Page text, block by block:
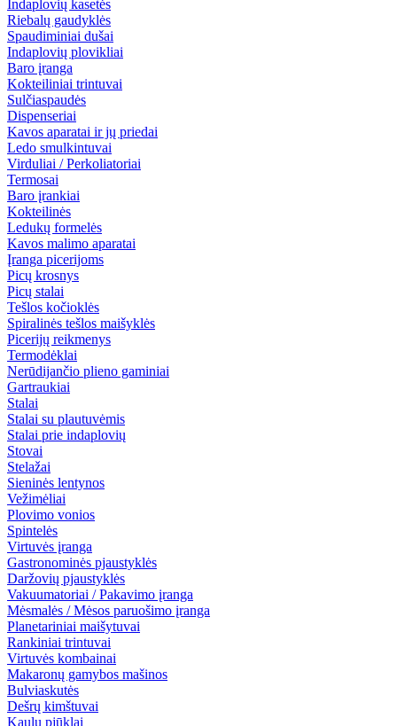
Indaplovių kasetės
Riebalų gaudyklės
Spaudiminiai dušai
Indaplovių plovikliai
Baro įranga
Kokteiliniai trintuvai
Sulčiaspaudės
Dispenseriai
Kavos aparatai ir jų priedai
Ledo smulkintuvai
Virduliai / Perkoliatoriai
Termosai
Baro įrankiai
Kokteilinės
Ledukų formelės
Kavos malimo aparatai
Įranga picerijoms
Picų krosnys
Picų stalai
Tešlos kočioklės
Spiralinės tešlos maišyklės
Picerijų reikmenys
Termodėklai
Nerūdijančio plieno gaminiai
Gartraukiai
Stalai
Stalai su plautuvėmis
Stalai prie indaplovių
Stovai
Stelažai
Sieninės lentynos
Vežimėliai
Plovimo vonios
Spintelės
Virtuvės įranga
Gastronominės pjaustyklės
Daržovių pjaustyklės
Vakuumatoriai / Pakavimo įranga
Mėsmalės / Mėsos paruošimo įranga
Planetariniai maišytuvai
Rankiniai trintuvai
Virtuvės kombainai
Makaronų gamybos mašinos
Bulviaskutės
Dešrų kimštuvai
Kaulų pjūklai